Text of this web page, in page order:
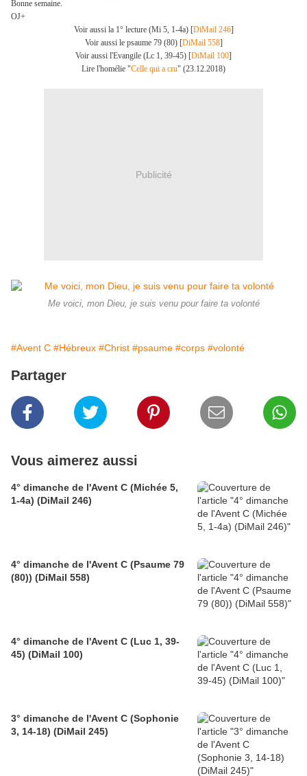
Bonne semaine.
OJ+
Voir aussi la 1° lecture (Mi 5, 1-4a) [DiMail 246]
Voir aussi le psaume 79 (80) [DiMail 558]
Voir aussi l'Evangile (Lc 1, 39-45) [DiMail 100]
Lire l'homélie "Celle qui a cru" (23.12.2018)
Publicité
Me voici, mon Dieu, je suis venu pour faire ta volonté
#Avent C #Hébreux #Christ #psaume #corps #volonté
Partager
Vous aimerez aussi
4° dimanche de l'Avent C (Michée 5,
1-4a) (DiMail 246)
4° dimanche de l'Avent C (Psaume 79
(80)) (DiMail 558)
4° dimanche de l'Avent C (Luc 1, 39-
45) (DiMail 100)
3° dimanche de l'Avent C (Sophonie
3, 14-18) (DiMail 245)